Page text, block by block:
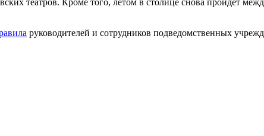
руководителей и сотрудников подведомственных